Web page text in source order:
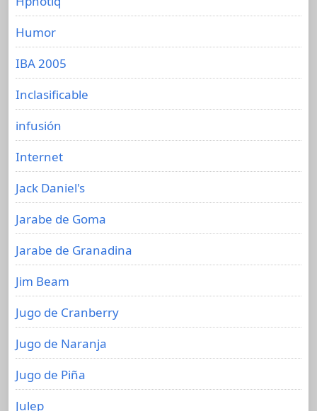
Humor
IBA 2005
Inclasificable
infusión
Internet
Jack Daniel's
Jarabe de Goma
Jarabe de Granadina
Jim Beam
Jugo de Cranberry
Jugo de Naranja
Jugo de Piña
Julep